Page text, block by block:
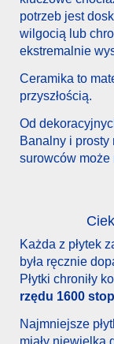
potrzeb jest
wilgocią lub
ekstremalnie
Ceramika to
przyszłością.
Od
Banalny i prosty
surowców może
Każda z płytek
była ręcznie
Płytki chroniły
rzędu 1600
Najmniejsze